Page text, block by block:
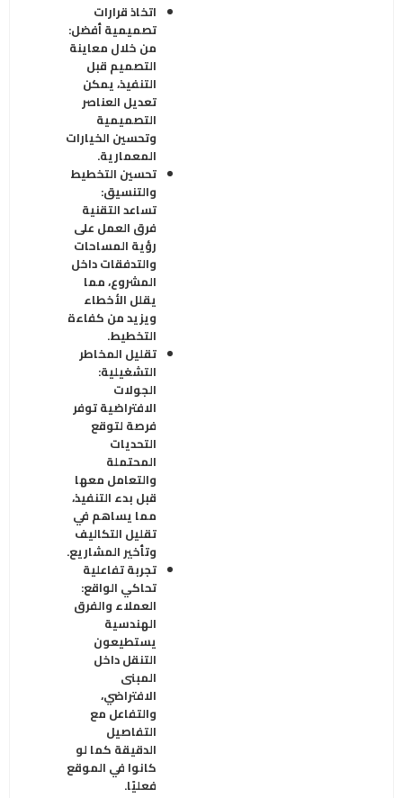
اتخاذ قرارات
تصميمية أفضل:
من خلال معاينة
التصميم قبل
التنفيذ، يمكن
تعديل العناصر
التصميمية
وتحسين الخيارات
المعمارية.
تحسين التخطيط
والتنسيق:
تساعد التقنية
فرق العمل على
رؤية المساحات
والتدفقات داخل
المشروع، مما
يقلل الأخطاء
ويزيد من كفاءة
التخطيط.
تقليل المخاطر
التشغيلية:
الجولات
الافتراضية توفر
فرصة لتوقع
التحديات
المحتملة
والتعامل معها
قبل بدء التنفيذ،
مما يساهم في
تقليل التكاليف
وتأخير المشاريع.
تجربة تفاعلية
تحاكي الواقع:
العملاء والفرق
الهندسية
يستطيعون
التنقل داخل
المبنى
الافتراضي،
والتفاعل مع
التفاصيل
الدقيقة كما لو
كانوا في الموقع
فعليًا.